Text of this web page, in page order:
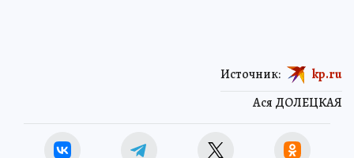
Ася ДОЛЕЦКАЯ
Источник: kp.ru